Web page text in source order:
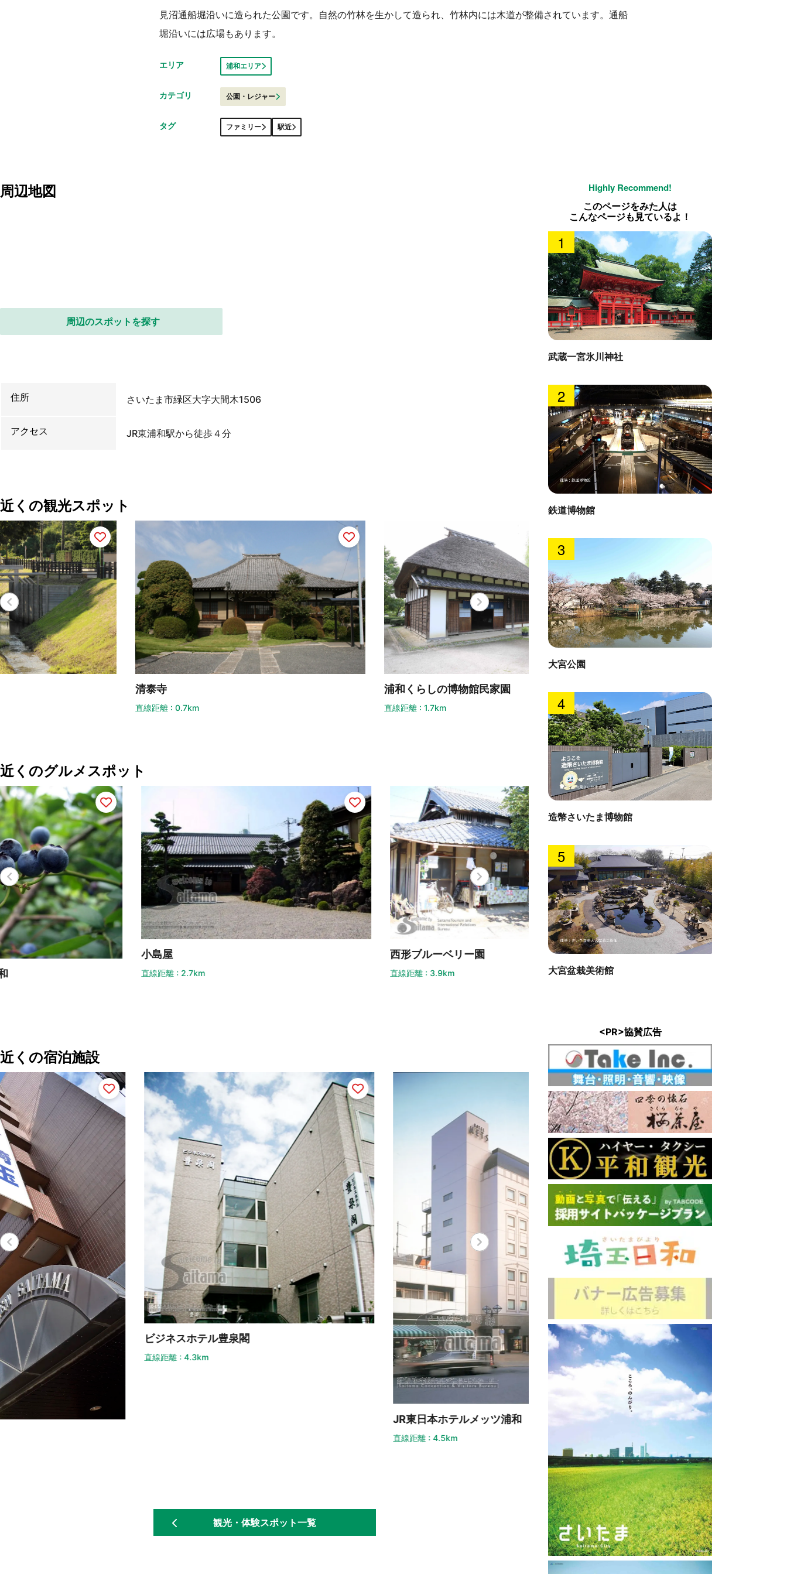
見沼通船堀沿いに造られた公園です。自然の竹林を生かして造られ、竹林内には木道が整備されています。通船
堀沿いには広場もあります。
エリア 浦和エリア
カテゴリ 公園・レジャー
タグ ファミリー 駅近
周辺地図
周辺のスポットを探す
住所 さいたま市緑区大字大間木1506
アクセス JR東浦和駅から徒歩４分
近くの観光スポット
見沼通船堀
直線距離 : 0.6km
近くのグルメスポット
小島屋
直線距離 : 2.7km
ヨロ研カフェ美園店（旧 カフェジャルディー
近くの宿泊施設
ビジネスホテル豊泉閣
直線距離 : 4.3km
ロイヤルパインズホテル浦和
直線距離 : 5.0km
観光・体験スポット一覧
このページをみた人は
こんなページも見ているよ！
武蔵一宮氷川神社
1
鉄道博物館
2
大宮公園
3
造幣さいたま博物館
4
大宮盆栽美術館
5
<PR>協賛広告